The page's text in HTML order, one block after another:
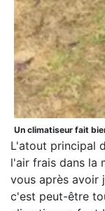
Un climatiseur fait
L'atout principal
l'air frais dans la
vous après avoir
c'est peut-être